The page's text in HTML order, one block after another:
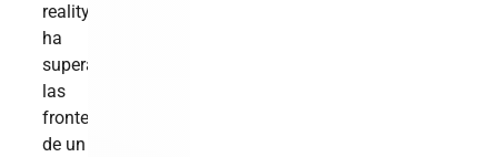
reality
ha
superado
las
fronteras
de un